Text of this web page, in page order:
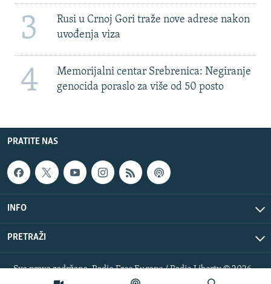
3
Rusi u Crnoj Gori traže nove adrese nakon
uvođenja viza
4
Memorijalni centar Srebrenica: Negiranje
genocida poraslo za više od 50 posto
PRATITE NAS
INFO
PRETRAŽI
Sva prava zadržana. Radio Free Europe / Radio Liberty © 2026
RFE/RL, Inc.